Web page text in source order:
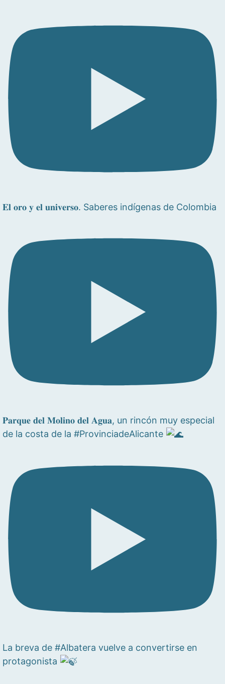
𝐄𝐥 𝐨𝐫𝐨 𝐲 𝐞𝐥 𝐮𝐧𝐢𝐯𝐞𝐫𝐬𝐨. Saberes indígenas de Colombia
𝐏𝐚𝐫𝐪𝐮𝐞 𝐝𝐞𝐥 𝐌𝐨𝐥𝐢𝐧𝐨 𝐝𝐞𝐥 𝐀𝐠𝐮𝐚, un rincón muy especial
de la costa de la #ProvinciadeAlicante
La breva de #Albatera vuelve a convertirse en
protagonista